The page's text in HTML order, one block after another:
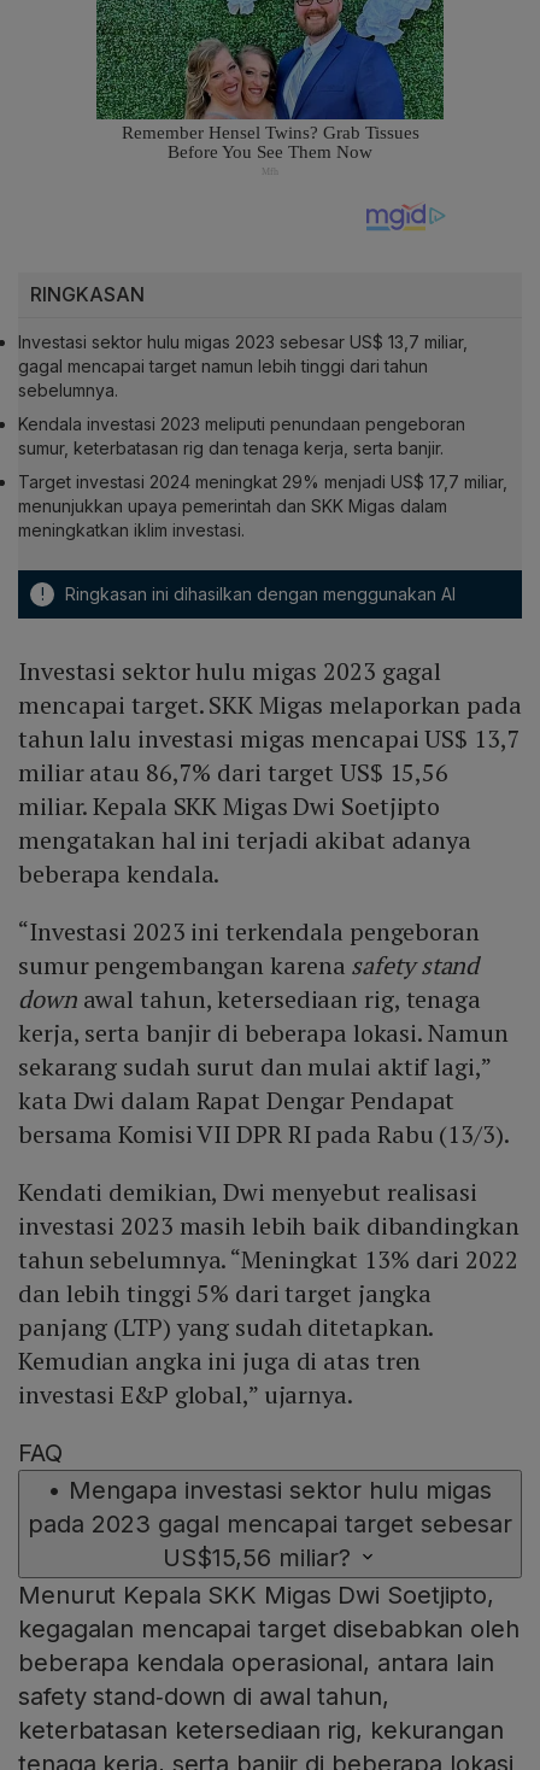
RINGKASAN
Investasi sektor hulu migas 2023 sebesar US$ 13,7 miliar,
gagal mencapai target namun lebih tinggi dari tahun
sebelumnya.
Kendala investasi 2023 meliputi penundaan pengeboran
sumur, keterbatasan rig dan tenaga kerja, serta banjir.
Target investasi 2024 meningkat 29% menjadi US$ 17,7 miliar,
menunjukkan upaya pemerintah dan SKK Migas dalam
meningkatkan iklim investasi.
! Ringkasan ini dihasilkan dengan menggunakan AI
Investasi sektor hulu migas 2023 gagal
mencapai target. SKK Migas melaporkan pada
tahun lalu investasi migas mencapai US$ 13,7
miliar atau 86,7% dari target US$ 15,56
miliar. Kepala SKK Migas Dwi Soetjipto
mengatakan hal ini terjadi akibat adanya
beberapa kendala.
“Investasi 2023 ini terkendala pengeboran
sumur pengembangan karena safety stand
downawal tahun, ketersediaan rig, tenaga
kerja, serta banjir di beberapa lokasi. Namun
sekarang sudah surut dan mulai aktif lagi,”
kata Dwi dalam Rapat Dengar Pendapat
bersama Komisi VII DPR RI pada Rabu (13/3).
Kendati demikian, Dwi menyebut realisasi
investasi 2023 masih lebih baik dibandingkan
tahun sebelumnya. “Meningkat 13% dari 2022
dan lebih tinggi 5% dari target jangka
panjang (LTP) yang sudah ditetapkan.
Kemudian angka ini juga di atas tren
investasi E&P global,” ujarnya.
FAQ
• Mengapa investasi sektor hulu migas
pada 2023 gagal mencapai target sebesar
US$15,56 miliar?
Menurut Kepala SKK Migas Dwi Soetjipto,
kegagalan mencapai target disebabkan oleh
beberapa kendala operasional, antara lain
safety stand‑down di awal tahun,
keterbatasan ketersediaan rig, kekurangan